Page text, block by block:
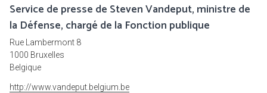
Service de presse de Steven Vandeput, ministre de
la Défense, chargé de la Fonction publique
Rue Lambermont 8
1000 Bruxelles
Belgique
http://www.vandeput.belgium.be